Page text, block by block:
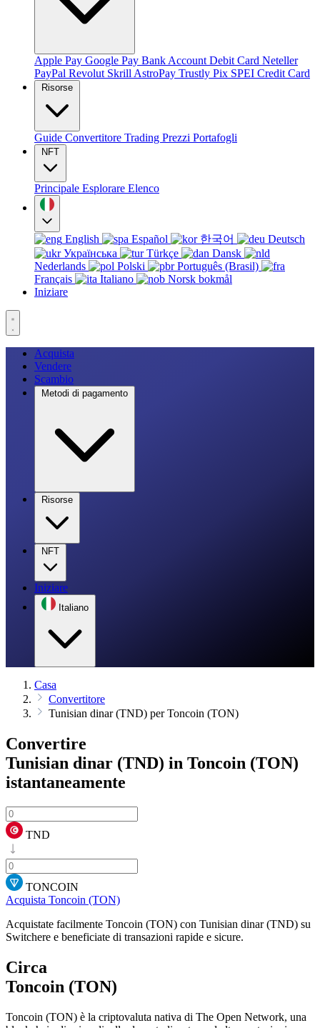
Apple Pay Google Pay Bank Account Debit Card Neteller
PayPal Revolut Skrill AstroPay Trustly Pix SPEI Credit Card
Risorse
Guide Convertitore Trading Prezzi Portafogli
NFT
Principale Esplorare Elenco
English Español 한국어
Deutsch
Українська
Türkçe
Dansk
Nederlands
Polski
Português (Brasil)
Français
Italiano
Norsk bokmål
Iniziare
Acquista
Vendere
Scambio
Metodi di pagamento
Risorse
NFT
Iniziare
Italiano
Casa
Convertitore
Tunisian dinar (TND) per Toncoin (TON)
Convertire
Tunisian dinar (TND) in Toncoin (TON)
istantaneamente
TND
TONCOIN
Acquista Toncoin (TON)
Acquistate facilmente Toncoin (TON) con Tunisian dinar (TND) su
Switchere e beneficiate di transazioni rapide e sicure.
Circa
Toncoin (TON)
Toncoin (TON) è la criptovaluta nativa di The Open Network, una